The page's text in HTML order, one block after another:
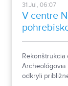
31.Jul, 06:07
V centre
Rekonštrukcia
Archeológovia
odkryli